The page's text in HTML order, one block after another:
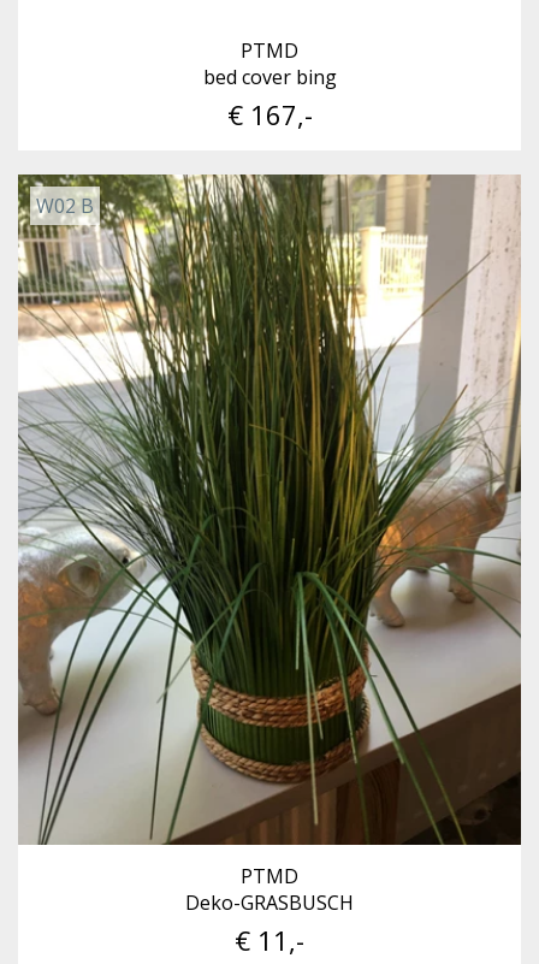
PTMD
bed cover bing
€ 167,-
W02 B
PTMD
Deko-GRASBUSCH
€ 11,-